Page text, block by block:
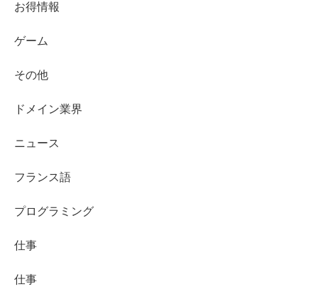
お得情報
ゲーム
その他
ドメイン業界
ニュース
フランス語
プログラミング
仕事
仕事